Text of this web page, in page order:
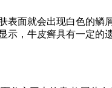
面就会出现白色的鳞
，牛皮癣具有一定